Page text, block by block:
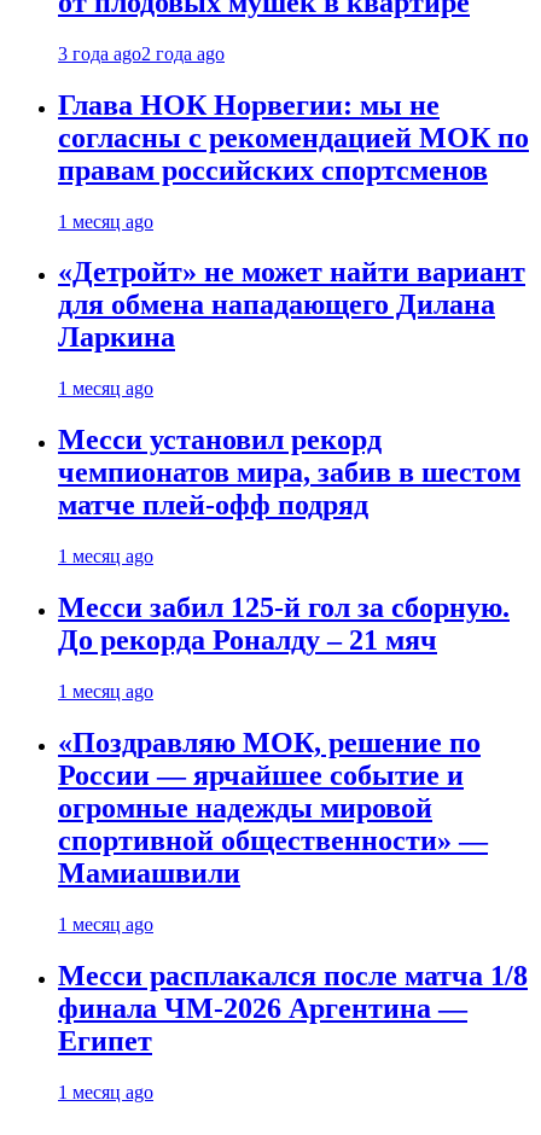
3 года ago2 года ago
Глава НОК Норвегии: мы не
согласны с рекомендацией МОК по
правам российских спортсменов
1 месяц ago
«Детройт» не может найти вариант
для обмена нападающего Дилана
Ларкина
1 месяц ago
Месси установил рекорд
чемпионатов мира, забив в шестом
матче плей‑офф подряд
1 месяц ago
Месси забил 125-й гол за сборную.
До рекорда Роналду – 21 мяч
1 месяц ago
«Поздравляю МОК, решение по
России — ярчайшее событие и
огромные надежды мировой
спортивной общественности» —
Мамиашвили
1 месяц ago
Месси расплакался после матча 1/8
финала ЧМ-2026 Аргентина —
Египет
1 месяц ago